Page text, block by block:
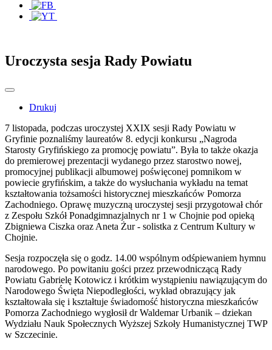
Uroczysta sesja Rady Powiatu
Drukuj
7 listopada, podczas uroczystej XXIX sesji Rady Powiatu w
Gryfinie poznaliśmy laureatów 8. edycji konkursu „Nagroda
Starosty Gryfińskiego za promocję powiatu”. Była to także okazja
do premierowej prezentacji wydanego przez starostwo nowej,
promocyjnej publikacji albumowej poświęconej pomnikom w
powiecie gryfińskim, a także do wysłuchania wykładu na temat
kształtowania tożsamości historycznej mieszkańców Pomorza
Zachodniego. Oprawę muzyczną uroczystej sesji przygotował chór
z Zespołu Szkół Ponadgimnazjalnych nr 1 w Chojnie pod opieką
Zbigniewa Ciszka oraz Aneta Żur - solistka z Centrum Kultury w
Chojnie.
Sesja rozpoczęła się o godz. 14.00 wspólnym odśpiewaniem hymnu
narodowego. Po powitaniu gości przez przewodniczącą Rady
Powiatu Gabrielę Kotowicz i krótkim wystąpieniu nawiązującym do
Narodowego Święta Niepodległości, wykład obrazujący jak
kształtowała się i kształtuje świadomość historyczna mieszkańców
Pomorza Zachodniego wygłosił dr Waldemar Urbanik – dziekan
Wydziału Nauk Społecznych Wyższej Szkoły Humanistycznej TWP
w Szczecinie.